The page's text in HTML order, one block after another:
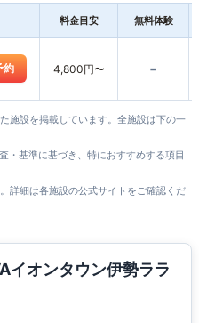
料金目安 無料体験
約 4,800円〜 -
施設を掲載しています。全施設は下の一
・基準に基づき、特におすすめする項目
詳細は各施設の公式サイトをご確認くだ
イオンタウン伊勢ララ